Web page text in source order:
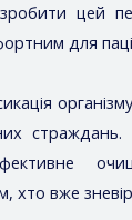
цей
для
страждань.
хто вже